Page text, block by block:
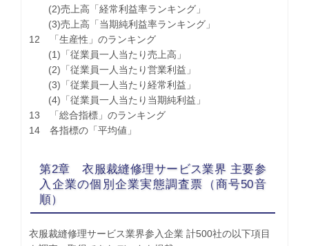
(2)売上高「経常利益率ランキング」
(3)売上高「当期純利益率ランキング」
12 「生産性」のランキング
(1)「従業員一人当たり売上高」
(2)「従業員一人当たり営業利益」
(3)「従業員一人当たり経常利益」
(4)「従業員一人当たり当期純利益」
13 「総合指標」のランキング
14 各指標の「平均値」
第2章 衣服裁縫修理サービス業界 主要参
入企業の個別企業実態調査票（商号50音
順）
衣服裁縫修理サービス業界参入企業 計500社の以下項目